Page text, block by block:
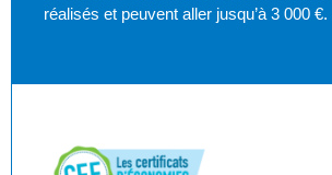
réalisés et peuvent aller jusqu’à 3 000 €.